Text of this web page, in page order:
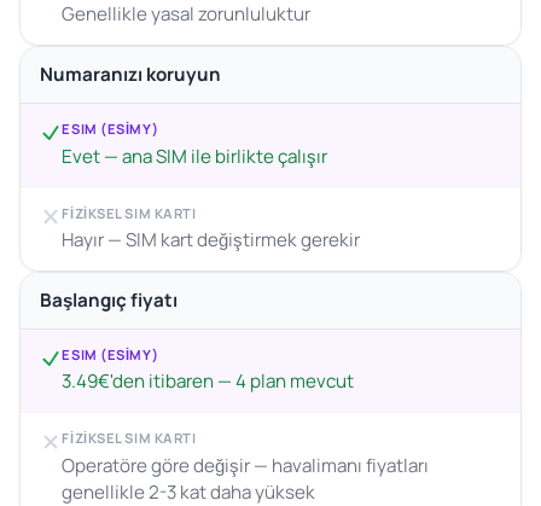
Genellikle yasal zorunluluktur
Numaranızı koruyun
ESIM (ESIMY)
Evet — ana SIM ile birlikte çalışır
FIZIKSEL SIM KARTI
Hayır — SIM kart değiştirmek gerekir
Başlangıç fiyatı
ESIM (ESIMY)
3.49€'den itibaren — 4 plan mevcut
FIZIKSEL SIM KARTI
Operatöre göre değişir — havalimanı fiyatları
genellikle 2-3 kat daha yüksek